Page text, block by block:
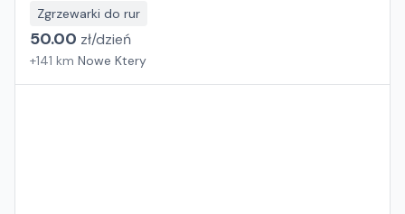
Zgrzewarki do rur
50.00 zł/dzień
+141 km Nowe Ktery